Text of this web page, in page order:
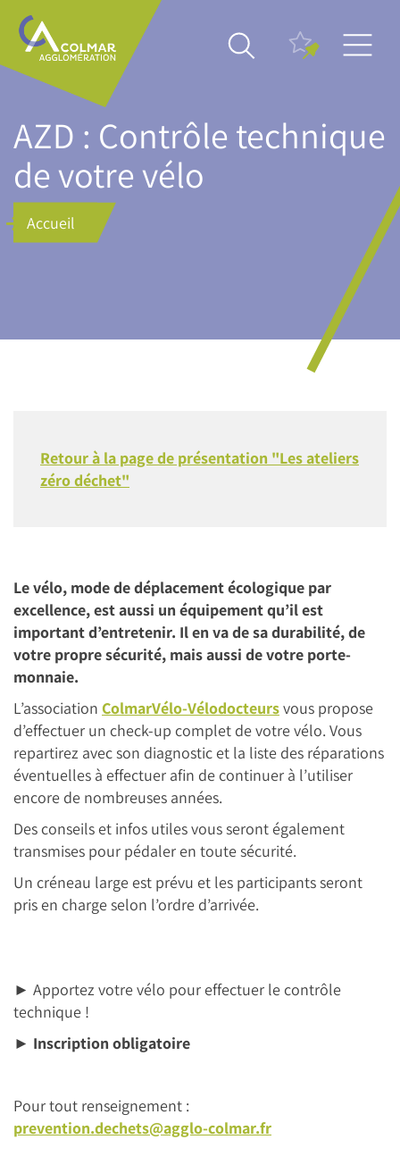
Aller
contenu
principal
Main
navigation
AZD : Contrôle technique
de votre vélo
Accueil
Retour à la page de présentation "Les ateliers
zéro déchet"
Le vélo, mode de déplacement écologique par
excellence, est aussi un équipement qu’il est
important d’entretenir. Il en va de sa durabilité, de
votre propre sécurité, mais aussi de votre porte-
monnaie.
L’association ColmarVélo-Vélodocteursvous propose
d’effectuer un check-up complet de votre vélo. Vous
repartirez avec son diagnostic et la liste des réparations
éventuelles à effectuer afin de continuer à l’utiliser
encore de nombreuses années.
Des conseils et infos utiles vous seront également
transmises pour pédaler en toute sécurité.
Un créneau large est prévu et les participants seront
pris en charge selon l’ordre d’arrivée.
► Apportez votre vélo pour effectuer le contrôle
technique !
► Inscription obligatoire
Pour tout renseignement :
prevention.dechets@agglo-colmar.fr